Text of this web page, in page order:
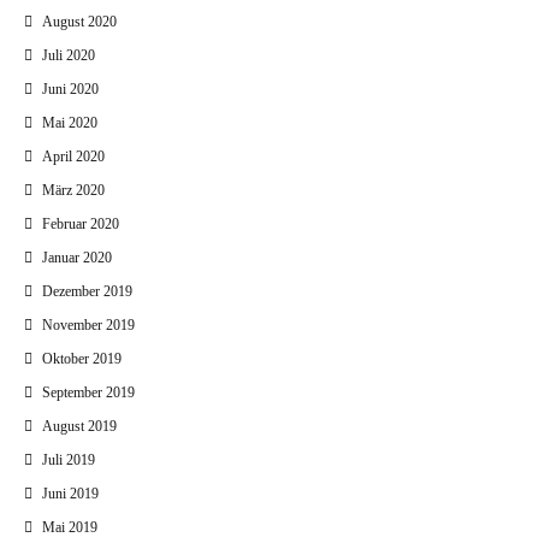
August 2020
Juli 2020
Juni 2020
Mai 2020
April 2020
März 2020
Februar 2020
Januar 2020
Dezember 2019
November 2019
Oktober 2019
September 2019
August 2019
Juli 2019
Juni 2019
Mai 2019